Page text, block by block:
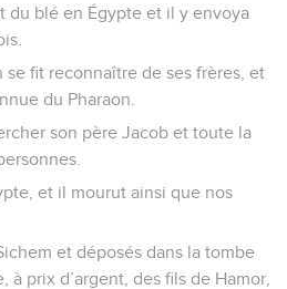
du blé en Égypte et il y envoya
se fit reconnaître de ses frères, et
du Pharaon.
son père Jacob et toute la
et il mourut ainsi que nos
et déposés dans la tombe
à prix d’argent, des fils de Hamor,